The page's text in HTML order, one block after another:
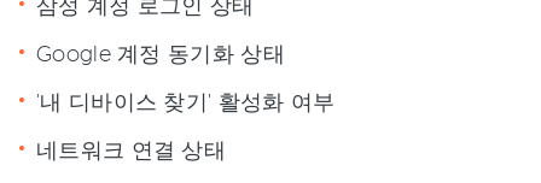
Google 계정 동기화 상태
'내 디바이스 찾기' 활성화 여부
네트워크 연결 상태